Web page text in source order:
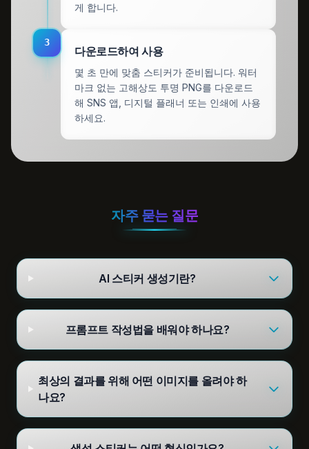
게 합니다.
3
다운로드하여 사용
몇 초 만에 맞춤 스티커가 준비됩니다. 워터
마크 없는 고해상도 투명 PNG를 다운로드
해 SNS 앱, 디지털 플래너 또는 인쇄에 사용
하세요.
자주 묻는 질문
AI 스티커 생성기란?
프롬프트 작성법을 배워야 하나요?
최상의 결과를 위해 어떤 이미지를 올려야 하
나요?